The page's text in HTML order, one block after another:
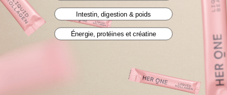
🌟 60 jours de garantie de
remboursement
Tu pourras ainsi, en tant que client·e,
Intestin, digestion & poids
Énergie, protéines et créatine